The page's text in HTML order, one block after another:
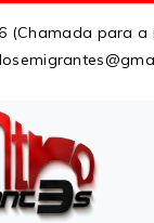
(Chamada para
@